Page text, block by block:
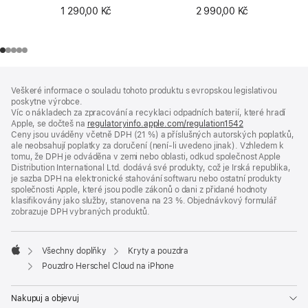
1 290,00 Kč 2 990,00 Kč
Veškeré informace o souladu tohoto produktu s evropskou legislativou
poskytne výrobce.
Víc o nákladech za zpracování a recyklaci odpadních baterií, které hradí
Apple, se dočteš na regulatoryinfo.apple.com/regulation1542(otevře
se
v novém
okně)
Ceny jsou uváděny včetně DPH (21 %) a příslušných autorských poplatků,
ale neobsahují poplatky za doručení (není-li uvedeno jinak). Vzhledem k
tomu, že DPH je odváděna v zemi nebo oblasti, odkud společnost Apple
Distribution International Ltd. dodává své produkty, což je Irská republika,
je sazba DPH na elektronické stahování softwaru nebo ostatní produkty
společnosti Apple, které jsou podle zákonů o dani z přidané hodnoty
klasifikovány jako služby, stanovena na 23 %. Objednávkový formulář
zobrazuje DPH vybraných produktů.
Apple
Všechny doplňky
Kryty a pouzdra
Pouzdro Herschel Cloud na iPhone
Nakupuj a objevuj